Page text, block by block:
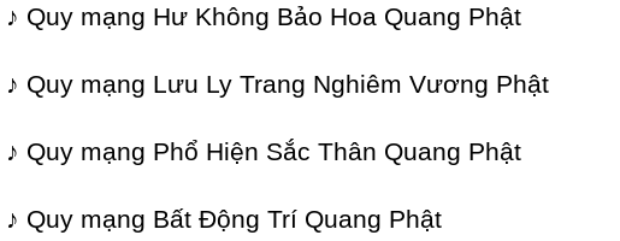
♪ Quy mạng Hư Không Bảo Hoa Quang Phật
♪ Quy mạng Lưu Ly Trang Nghiêm Vương Phật
♪ Quy mạng Phổ Hiện Sắc Thân Quang Phật
♪ Quy mạng Bất Động Trí Quang Phật